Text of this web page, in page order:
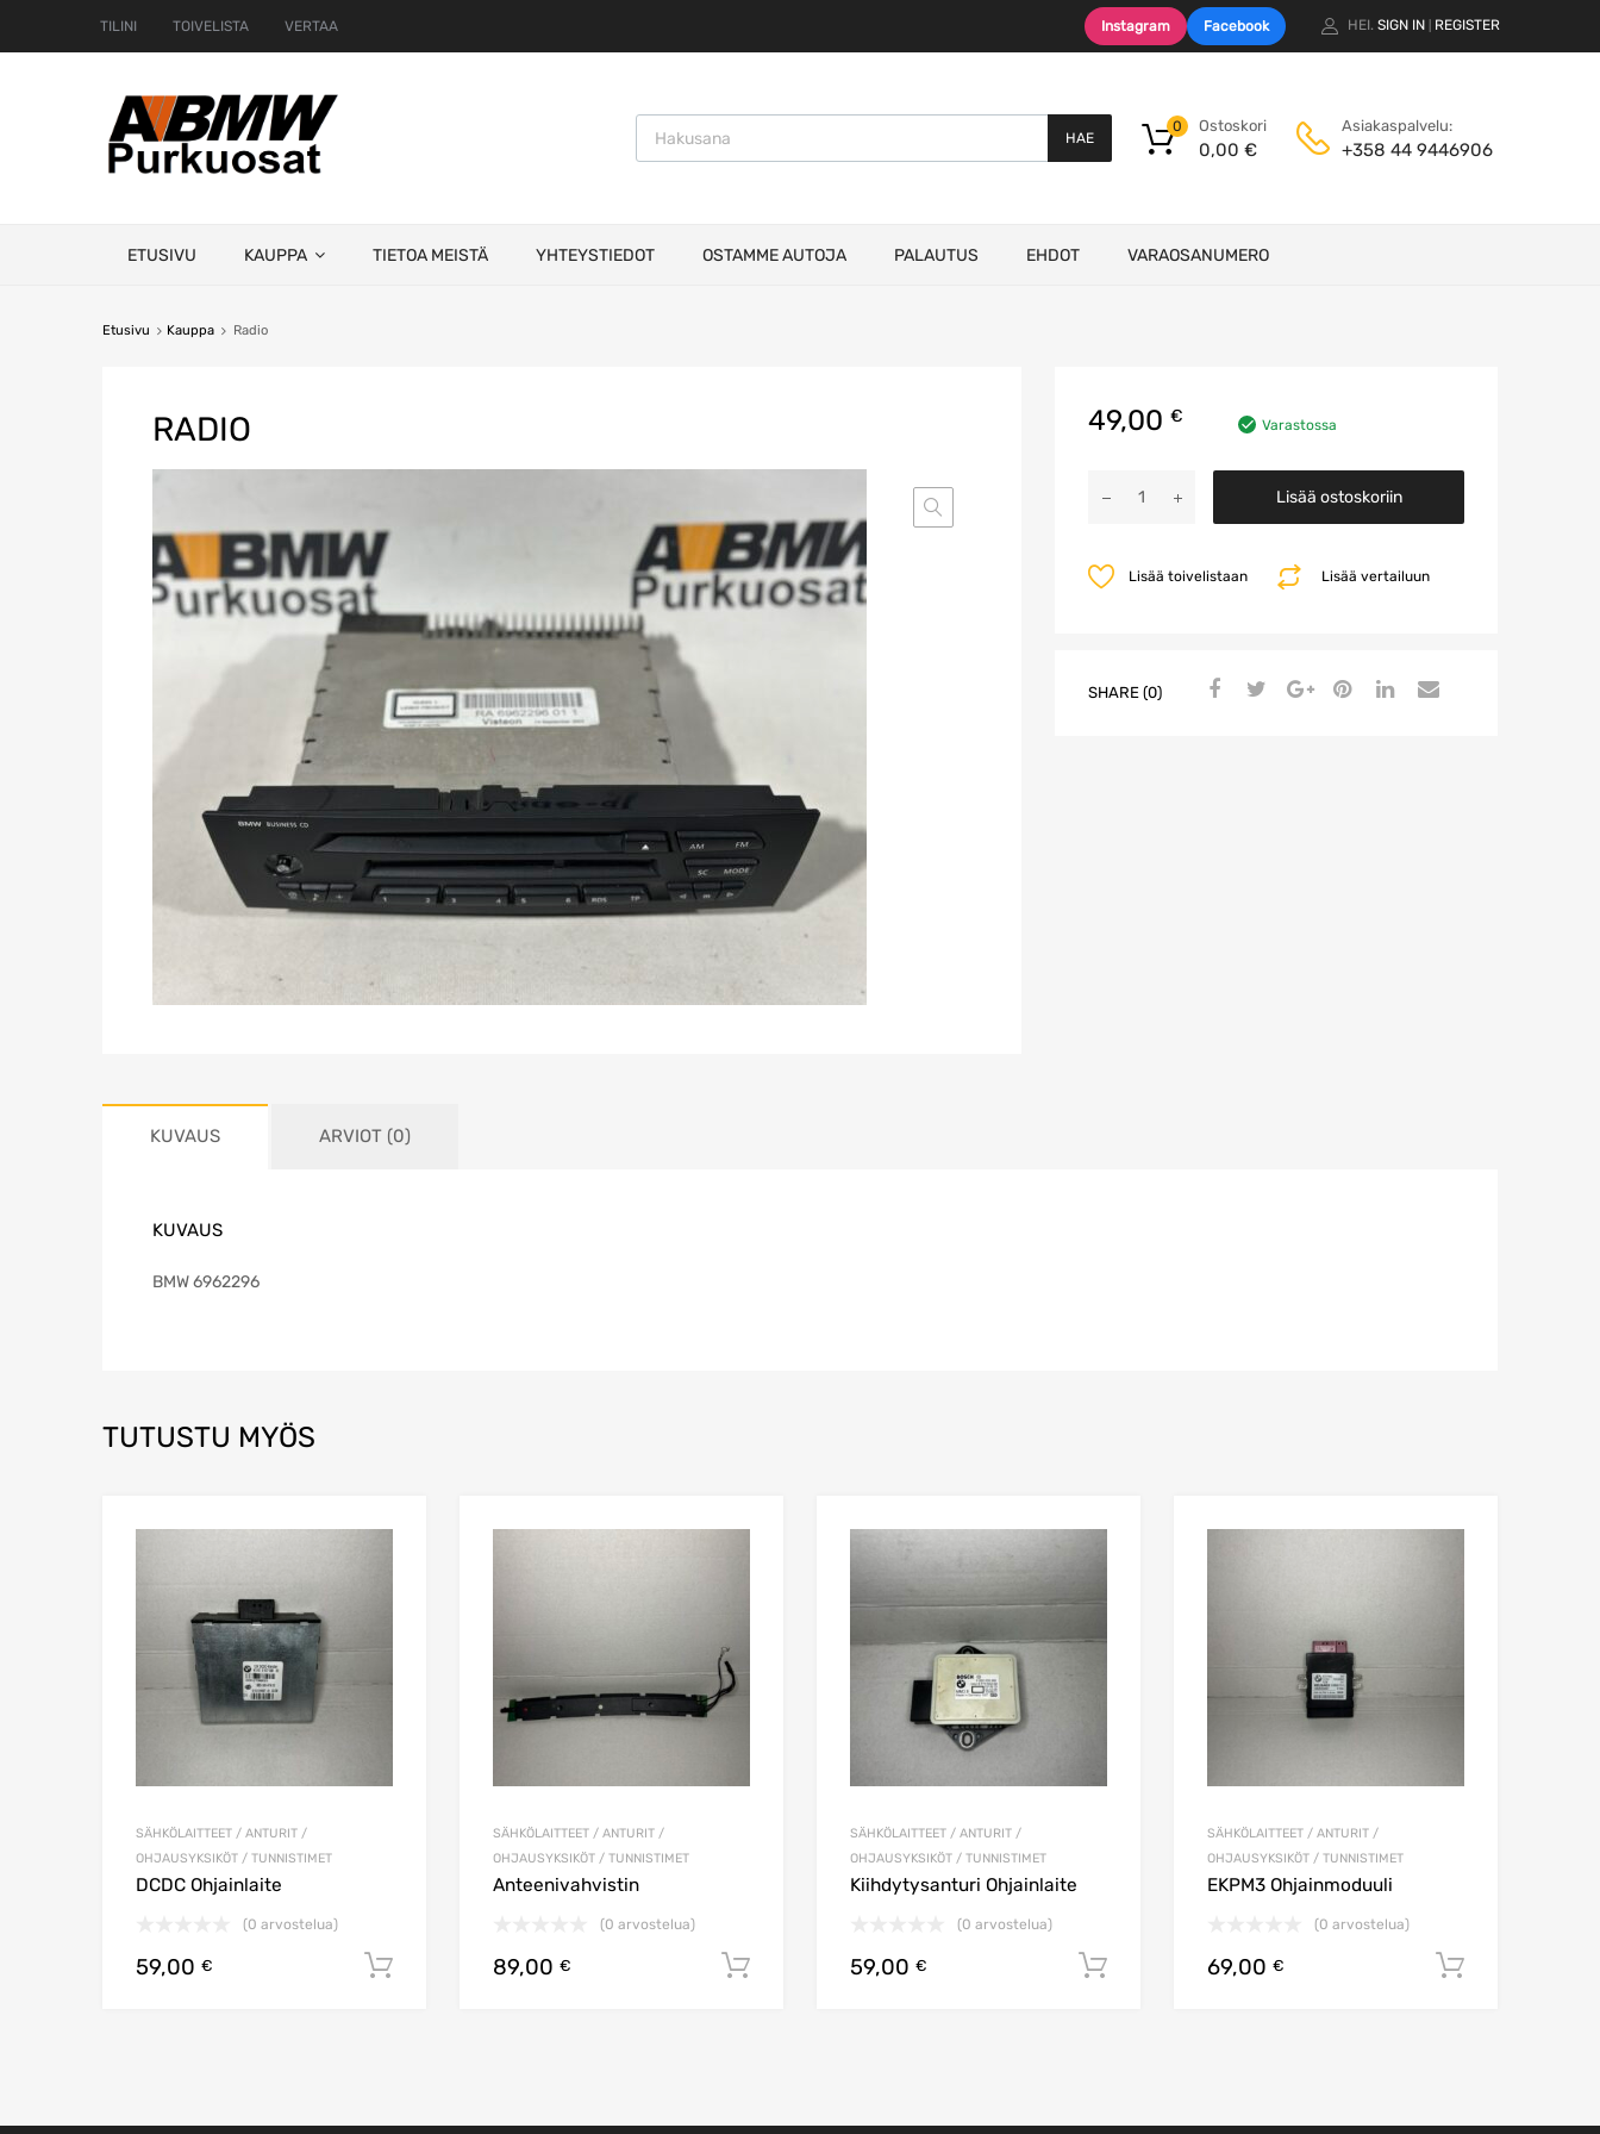
TILINI TOIVELISTA VERTAA Instagram Facebook HEI. SIGN IN REGISTER
Products search
HAE
Ostoskori
0,00 €
0 Asiakaspalvelu:
+358 44 9446906
ETUSIVU KAUPPA TIETOA MEISTÄ YHTEYSTIEDOT OSTAMME AUTOJA PALAUTUS EHDOT VARAOSANUMERO
Etusivu Kauppa Radio
RADIO 49,00 € Varastossa
määrä
Lisää ostoskoriin
Lisää vertailuun
Lisää toivelistaan
SHARE (0)
KUVAUS ARVIOT (0)
KUVAUS
BMW 6962296
TUTUSTU MYÖS
SÄHKÖLAITTEET / ANTURIT /
OHJAUSYKSIKÖT / TUNNISTIMET
DCDC Ohjainlaite
(0 arvostelua)
59,00 € Lisää ostoskoriin
SÄHKÖLAITTEET / ANTURIT /
OHJAUSYKSIKÖT / TUNNISTIMET
Anteenivahvistin
(0 arvostelua)
89,00 € Lisää ostoskoriin
SÄHKÖLAITTEET / ANTURIT /
OHJAUSYKSIKÖT / TUNNISTIMET
Kiihdytysanturi Ohjainlaite
(0 arvostelua)
59,00 € Lisää ostoskoriin
SÄHKÖLAITTEET / ANTURIT /
OHJAUSYKSIKÖT / TUNNISTIMET
EKPM3 Ohjainmoduuli
(0 arvostelua)
69,00 €